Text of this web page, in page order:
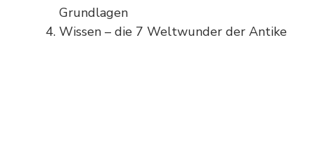
Grundlagen
Wissen – die 7 Weltwunder der Antike